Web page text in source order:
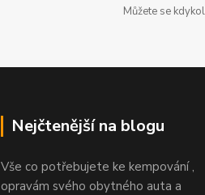
Můžete se
Nejčtenější na blogu
Vše co potřebujete ke kempování ,
opravám svého obytného auta a